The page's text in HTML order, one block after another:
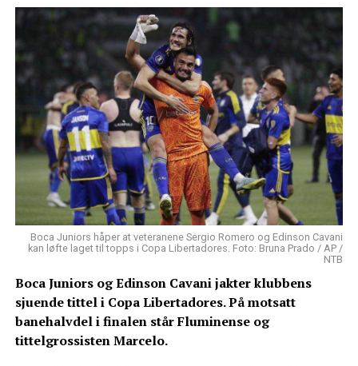
Boca Juniors håper at veteranene Sergio Romero og Edinson Cavani
kan løfte laget til topps i Copa Libertadores. Foto: Bruna Prado / AP /
NTB
Boca Juniors og Edinson Cavani jakter klubbens
sjuende tittel i Copa Libertadores. På motsatt
banehalvdel i finalen står Fluminense og
tittelgrossisten Marcelo.